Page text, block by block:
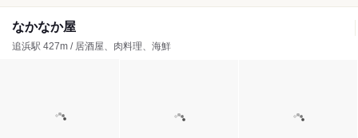
なかなか屋
追浜駅 427m / 居酒屋、肉料理、海鮮